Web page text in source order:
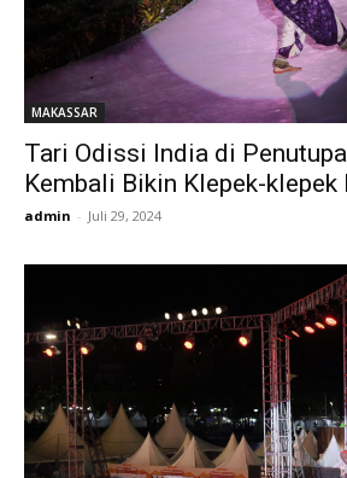
MAKASSAR
Tari Odissi India di
Kembali Bikin Klepek-klepek
admin - Juli 29, 2024